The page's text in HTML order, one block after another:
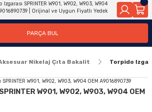
Geri Dön
Geri Dön
Geri Dön
Motor Elektrik
Ateşleme Buji Bobin Buji Kablosu
Geri Dön
Geri Dön
Geri Dön
Geri Dön
Geri Dön
Geri Dön
PARÇA BUL
Nikelaj Çıta Bakalit Torpido
W901, W902, W903, W904 OEM